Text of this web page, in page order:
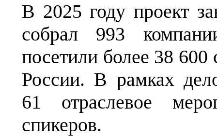
В 2025 году проект
собрал 993
посетили более 38 600
России. В рамках
61 отраслевое
спикеров.